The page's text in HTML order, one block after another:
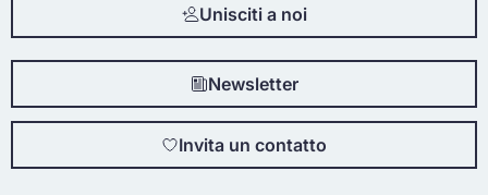
Unisciti a noi
Newsletter
Invita un contatto